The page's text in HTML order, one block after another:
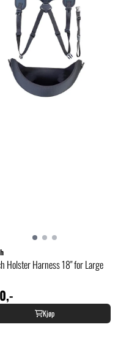
Holster Harness 18" for Large
Kjøp